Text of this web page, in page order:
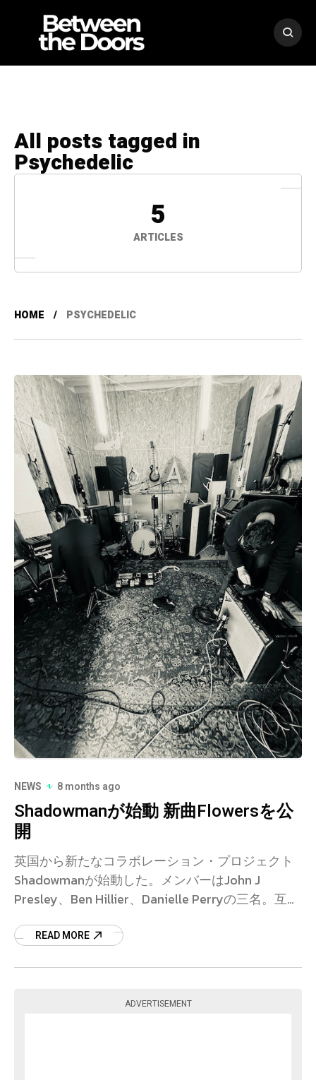
All posts tagged in
Psychedelic
5
ARTICLES
HOME PSYCHEDELIC
NEWS 8 months ago
Shadowmanが始動 新曲Flowersを公
開
英国から新たなコラボレーション・プロジェクト
Shadowmanが始動した。メンバーはJohn J
Presley、Ben Hillier、Danielle Perryの三名。互い
READ MORE
ADVERTISEMENT